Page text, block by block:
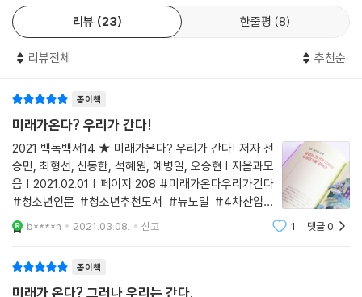
5장 전염병과 보건에서는 인류에 닥친 전염병 이야기를 들려주면서 공중
결국 전염병을 초래했고, 이는 부메랑처럼 전 인류의 불행으로 되돌아왔다
료불평등 해소를 위한 공중보건 정책이 가장 안전한 대안이라는 사실을 깨
달을 수 있다. 6장 혐오와 인권에서는 코로나 사태로 깊어진 혐오와 인권
을 이야기한다. 바이러스에 대한 공포는 바이러스보다 더 강한 전파력으로
혐오를 자극하고 약자를 차별하는 의식으로 번져 나갔다. 전염병은 결코
혼자서는 살아남을 수 없다는 자각을 하게 해주었다. 공동체 위기가 심화
할수록 인간은 합리적인 이성을 더 끌어내어 혐오와 멸시라는 비이성적인
감정을 물리치고 우리 자신과 공동체를 지켜내야 한다.
추천의 글
리뷰 23 한줄평 8
리뷰전체 추천순
종이책
미래가온다? 우리가 간다!
2021 백독백서14 ★ 미래가온다? 우리가 간다! 저자 전
승민, 최형선, 신동한, 석혜원, 예병일, 오승현 | 자음과모
음 | 2021.02.01 | 페이지 208 #미래가온다우리가간다
#청소년인문 #청소년추천도서 #뉴노멀 #4차산업혁
명 #예스24 #예스24리뷰어 #백독백서 '미래가온
다? 우리가 간다!' 과학기술, 기후변화, 에너지, 생산과 소
b****n 2021.03.08. 신고 1 댓글0
종이책
미래가 온다? 그러나 우리는 간다.